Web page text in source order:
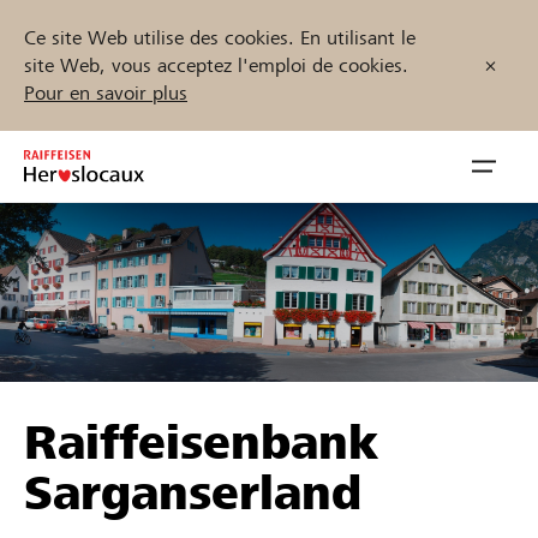
Ce site Web utilise des cookies. En utilisant le
site Web, vous acceptez l'emploi de cookies.
Pour en savoir plus
Inhalt
springen
öffnen
Parrainer
Soutien & assistance
Trouvez des projets et des organisations
Démarrez maintenant
Raiffeisenbank
Sarganserland